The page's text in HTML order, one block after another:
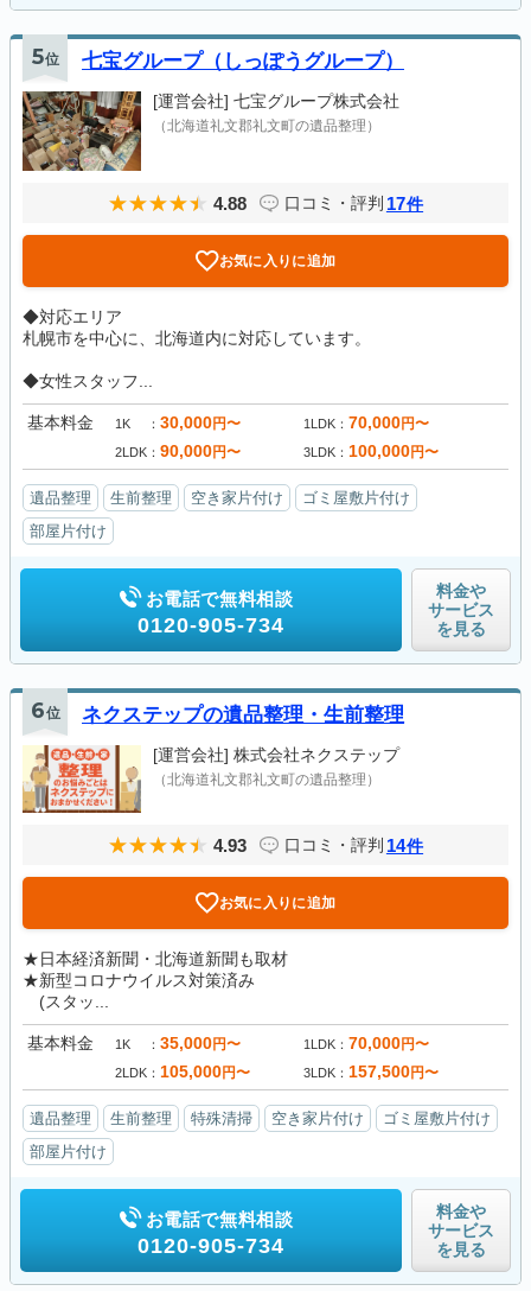
5位 七宝グループ（しっぽうグループ）
[運営会社] 七宝グループ株式会社
（北海道礼文郡礼文町の遺品整理）
4.88 口コミ・評判 17件
お気に入りに追加
◆対応エリア
札幌市を中心に、北海道内に対応しています。
◆女性スタッフ...
基本料金 1K 30,000円〜 1LDK 70,000円〜
2LDK 90,000円〜 3LDK 100,000円〜
遺品整理 生前整理 空き家片付け
ゴミ屋敷片付け
部屋片付け
お電話で無料相談
0120-905-734
料金や
サービス
を見る
6位 ネクステップの遺品整理・生前整理
[運営会社] 株式会社ネクステップ
（北海道礼文郡礼文町の遺品整理）
4.93 口コミ・評判 14件
お気に入りに追加
★日本経済新聞・北海道新聞も取材
★新型コロナウイルス対策済み
(スタッ...
基本料金 1K 35,000円〜 1LDK 70,000円〜
2LDK 105,000円〜 3LDK 157,500円〜
遺品整理 生前整理 特殊清掃 空き家片付け
ゴミ屋敷片付け
部屋片付け
お電話で無料相談
0120-905-734
料金や
サービス
を見る